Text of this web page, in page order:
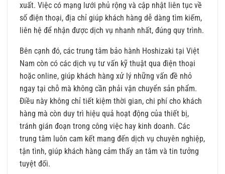
xuất. Việc có mạng lưới phủ rộng và cập nhật liên tục về
số điện thoại, địa chỉ giúp khách hàng dễ dàng tìm kiếm,
liên hệ để nhận được dịch vụ nhanh nhất, đúng quy trình.
Bên cạnh đó, các trung tâm bảo hành Hoshizaki tại Việt
Nam còn có các dịch vụ tư vấn kỹ thuật qua điện thoại
hoặc online, giúp khách hàng xử lý những vấn đề nhỏ
ngay tại chỗ mà không cần phải vận chuyển sản phẩm.
Điều này không chỉ tiết kiệm thời gian, chi phí cho khách
hàng mà còn duy trì hiệu quả hoạt động của thiết bị,
tránh gián đoạn trong công việc hay kinh doanh. Các
trung tâm luôn cam kết mang đến dịch vụ chuyên nghiệp,
tận tình, giúp khách hàng cảm thấy an tâm và tin tưởng
tuyệt đối.